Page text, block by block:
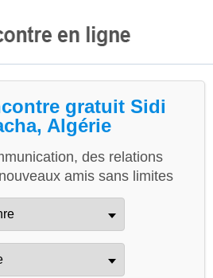
gratuit Sidi
Algérie
des relations
amis sans limites